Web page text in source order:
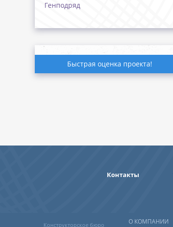
Генподряд
Быстрая оценка проекта!
Контакты
Конструкторское бюро О КОМПАНИИ